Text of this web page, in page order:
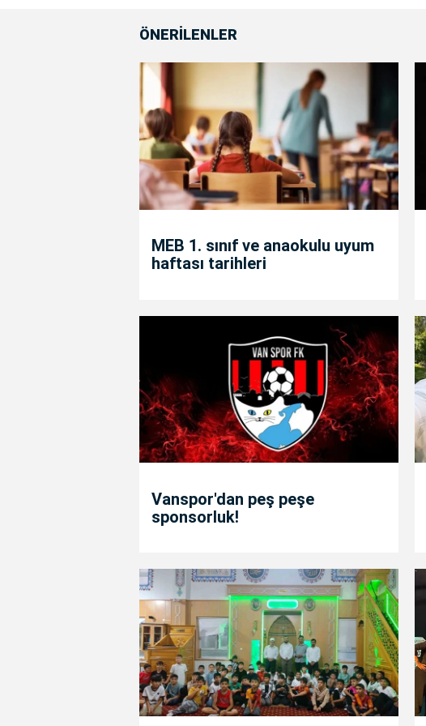
ÖNERİLENLER
MEB 1. sınıf ve anaokulu uyum
haftası tarihleri
Vanspor'dan peş peşe
sponsorluk!